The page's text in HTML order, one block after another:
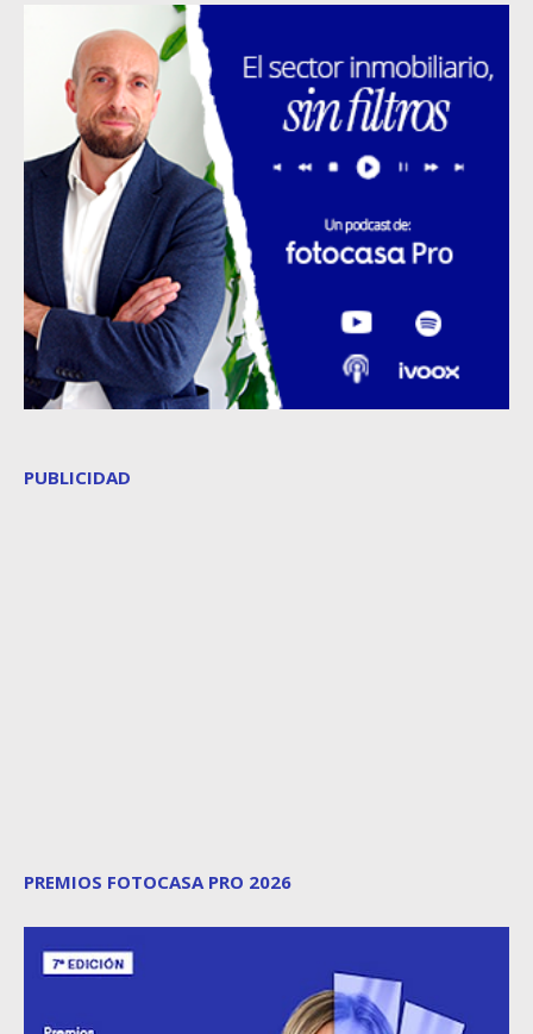
PUBLICIDAD
PREMIOS FOTOCASA PRO 2026